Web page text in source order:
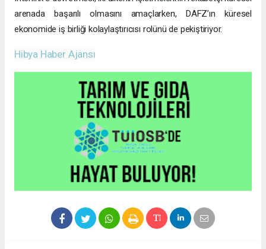
arenada başarılı olmasını amaçlarken, DAFZ’ın küresel
ekonomide iş birliği kolaylaştırıcısı rolünü de pekiştiriyor.
Hibya Haber Ajansı